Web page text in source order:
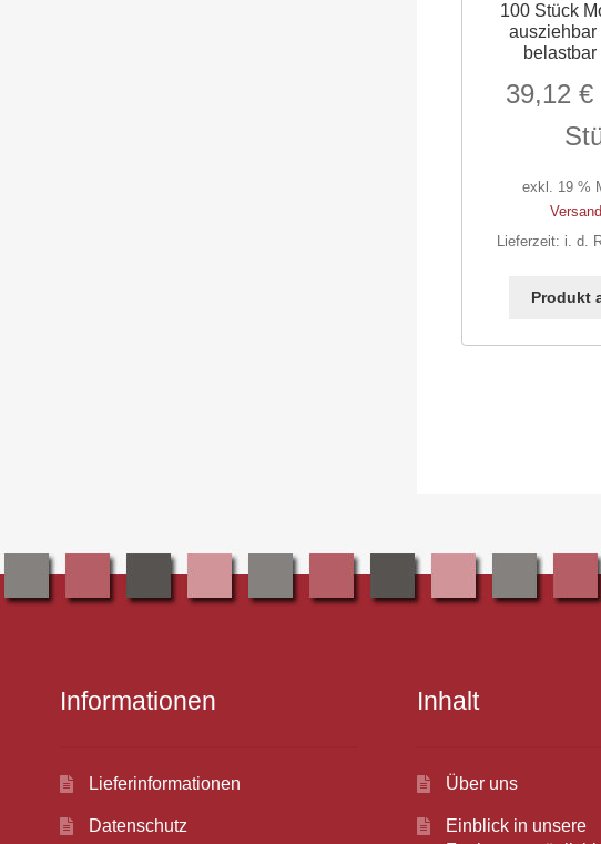
100 Stück
ausziehbar
39,12 €
exkl. 19 %
Lieferzeit: i. d.
Produkt
Informationen
Lieferinformationen
Datenschutz
Inhalt
Über uns
Einblick in unsere